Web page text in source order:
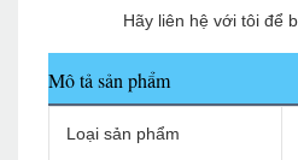
Mô tả sản phẩm
Loại sản phẩm